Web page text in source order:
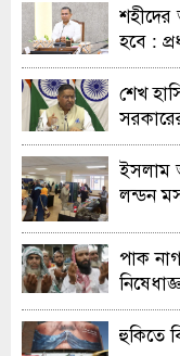
হবে :
শেখ
ইসলাম
লন্ডন
পাক
হুকিতে